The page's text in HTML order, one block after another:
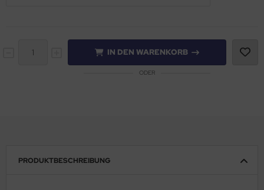
IN DEN WARENKORB
ODER
PRODUKTBESCHREIBUNG